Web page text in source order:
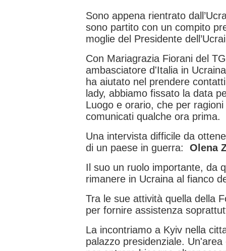
Sono appena rientrato
sono partito con un compito
moglie del Presidente
Con Mariagrazia Fiorani del
ambasciatore d'Italia in
ha aiutato nel prendere
lady, abbiamo fissato la data
Luogo e orario, che per
comunicati qualche ora prima.
Una intervista difficile da
di un paese in guerra: Olena
Il suo un ruolo importante, da
rimanere in Ucraina al fianco
Tra le sue attività quella della
per fornire assistenza
La incontriamo a Kyiv nella
palazzo presidenziale.